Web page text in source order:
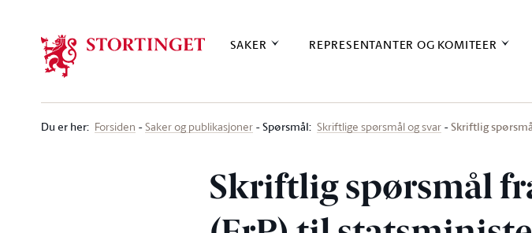
SAKER REPRESENTANTER OG KOMITEER
Du er her: Forsiden Saker og publikasjoner Spørsmål: Skriftlige spørsmål og svar Skriftlig
Skriftlig spørsmål